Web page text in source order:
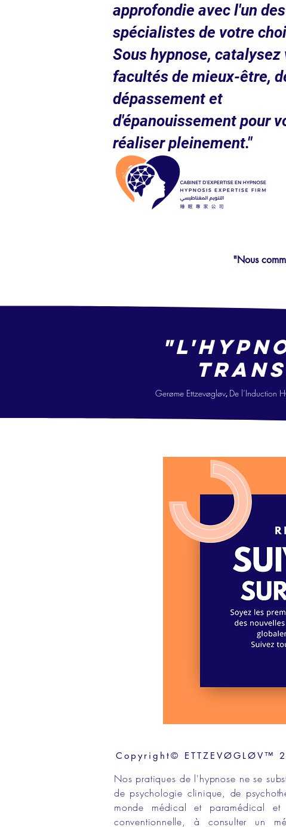
approfondie avec l'un des
spécialistes de votre
Sous hypnose, catalysez
facultés de mieux-être,
dépassement et
d'épanouissement pour
réaliser pleinement."
"Nous
Gerøme Ettzevøgløv, De l’Induction
Copyright© ETTZEVØGLØV™
Nos pratiques de l'hypnose ne se
de psychologie clinique, de
monde médical et paramédical et
conventionnelle, à consulter un